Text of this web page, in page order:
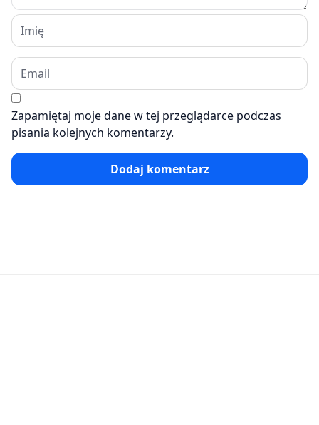
Zapamiętaj moje dane w tej przeglądarce podczas
pisania kolejnych komentarzy.
Dodaj komentarz